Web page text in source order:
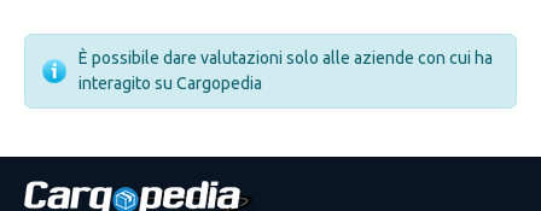
È possibile dare valutazioni solo alle aziende con cui ha
interagito su Cargopedia